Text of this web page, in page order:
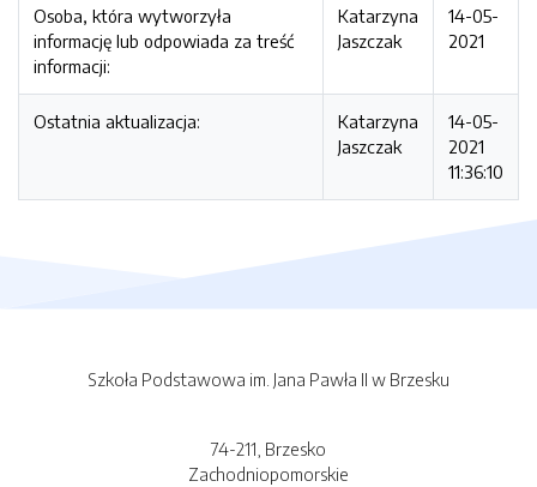
Osoba, która wytworzyła
informację lub odpowiada za treść
informacji:
Katarzyna
Jaszczak
14-05-
2021
Ostatnia aktualizacja:
Katarzyna
Jaszczak
14-05-
2021
11:36:10
Szkoła Podstawowa im. Jana Pawła II w Brzesku
74-211, Brzesko
Zachodniopomorskie